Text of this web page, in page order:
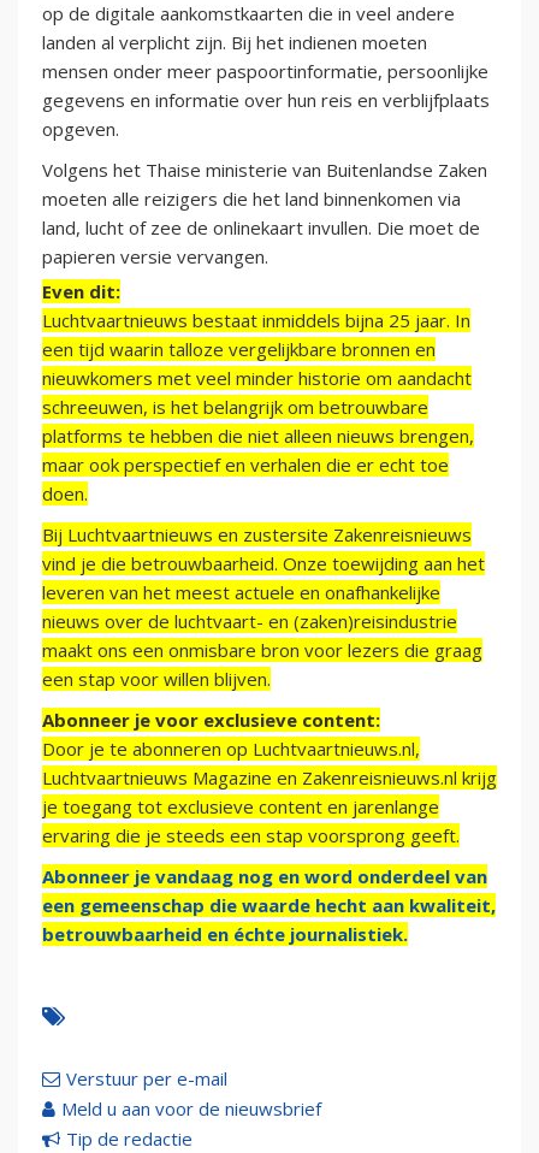
op de digitale aankomstkaarten die in veel andere
landen al verplicht zijn. Bij het indienen moeten
mensen onder meer paspoortinformatie, persoonlijke
gegevens en informatie over hun reis en verblijfplaats
opgeven.
Volgens het Thaise ministerie van Buitenlandse Zaken
moeten alle reizigers die het land binnenkomen via
land, lucht of zee de onlinekaart invullen. Die moet de
papieren versie vervangen.
Even dit:
Luchtvaartnieuws bestaat inmiddels bijna 25 jaar. In
een tijd waarin talloze vergelijkbare bronnen en
nieuwkomers met veel minder historie om aandacht
schreeuwen, is het belangrijk om betrouwbare
platforms te hebben die niet alleen nieuws brengen,
maar ook perspectief en verhalen die er echt toe
doen.
Bij Luchtvaartnieuws en zustersite Zakenreisnieuws
vind je die betrouwbaarheid. Onze toewijding aan het
leveren van het meest actuele en onafhankelijke
nieuws over de luchtvaart- en (zaken)reisindustrie
maakt ons een onmisbare bron voor lezers die graag
een stap voor willen blijven.
Abonneer je voor exclusieve content:
Door je te abonneren op Luchtvaartnieuws.nl,
Luchtvaartnieuws Magazine en Zakenreisnieuws.nl krijg
je toegang tot exclusieve content en jarenlange
ervaring die je steeds een stap voorsprong geeft.
Abonneer je vandaag nog en word onderdeel van
een gemeenschap die waarde hecht aan kwaliteit,
betrouwbaarheid en échte journalistiek.
Verstuur per e-mail
Meld u aan voor de nieuwsbrief
Tip de redactie